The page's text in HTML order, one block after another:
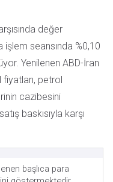
değer
seansında %0,10
Yenilenen ABD-İran
petrol
cazibesini
baskısıyla karşı
başlıca para